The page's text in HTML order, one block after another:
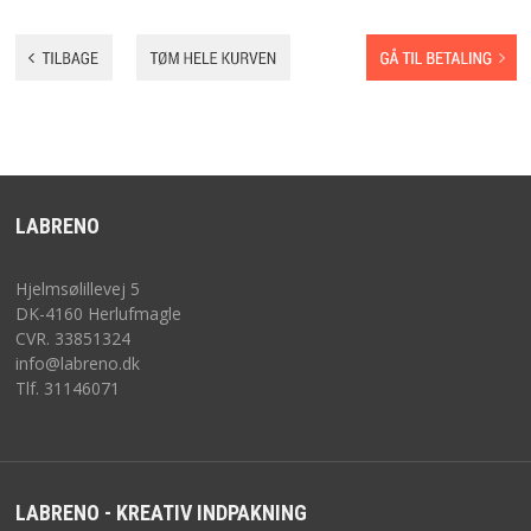
BESTIL
VILKÅR
SØGNING
KUNDECENTER
FAVORIT
LABRENO
Hjelmsølillevej 5
DK-4160 Herlufmagle
CVR. 33851324
info@labreno.dk
Tlf. 31146071
LABRENO - KREATIV INDPAKNING